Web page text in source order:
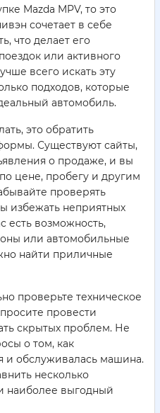
Mazda MPV, то это
сочетает в себе
что делает его
или активного
всего искать эту
подходов, которые
автомобиль.
это обратить
Существуют сайты,
о продаже, и вы
цене, пробегу и другим
проверять
избежать неприятных
есть возможность,
или автомобильные
найти приличные
проверьте техническое
провести
скрытых проблем. Не
о том, как
и обслуживалась машина.
несколько
наиболее выгодный